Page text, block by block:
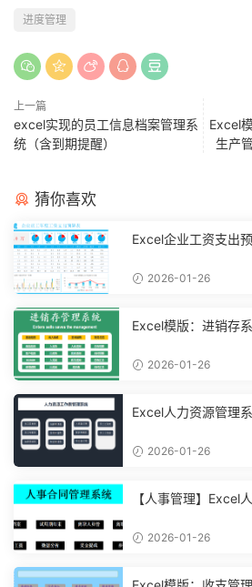
进度管理
上一篇
excel实现的员工信息档案管理系
统（含到期提醒）
Excel
生产
猜你喜欢
Excel企业工资支出
2026-01-26
Excel模版：进销存
2026-01-26
Excel人力资源管理
2026-01-26
【人事管理】Excel
2026-01-26